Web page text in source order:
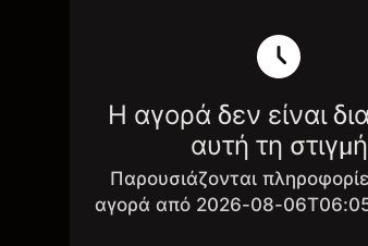
Η αγορά δεν είναι
αυτή τη στιγμή
Παρουσιάζονται
αγορά από 2026-08-